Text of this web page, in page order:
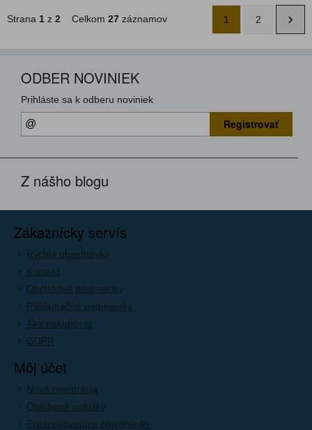
Strana 1 z 2 Celkom 27 záznamov 1 2
ODBER NOVINIEK
Prihláste sa k odberu noviniek
Registrovať
Z nášho blogu
Zákaznícky servís
Rýchla objednávka
Kontakt
Obchodné podmienky
Reklamačné podmienky
Ako nakupovať
GDPR
Môj účet
Nová registrácia
Oblúbené položky
Predchádzajúce objednávky